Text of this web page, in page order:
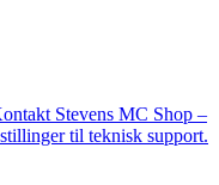
Stevens MC Shop –
til teknisk support.